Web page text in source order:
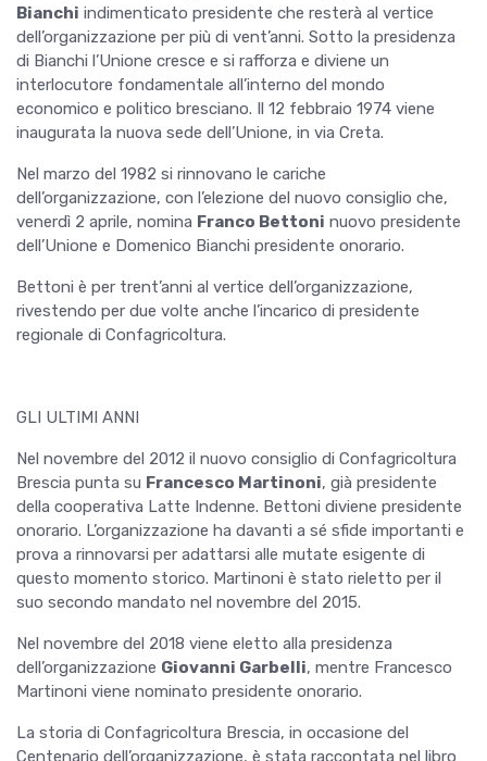
Bianchi indimenticato presidente che resterà al vertice
dell’organizzazione per più di vent’anni. Sotto la presidenza
di Bianchi l’Unione cresce e si rafforza e diviene un
interlocutore fondamentale all’interno del mondo
economico e politico bresciano. Il 12 febbraio 1974 viene
inaugurata la nuova sede dell’Unione, in via Creta.
Nel marzo del 1982 si rinnovano le cariche
dell’organizzazione, con l’elezione del nuovo consiglio che,
venerdì 2 aprile, nomina Franco Bettoni nuovo presidente
dell’Unione e Domenico Bianchi presidente onorario.
Bettoni è per trent’anni al vertice dell’organizzazione,
rivestendo per due volte anche l’incarico di presidente
regionale di Confagricoltura.
GLI ULTIMI ANNI
Nel novembre del 2012 il nuovo consiglio di Confagricoltura
Brescia punta su Francesco Martinoni, già presidente
della cooperativa Latte Indenne. Bettoni diviene presidente
onorario. L’organizzazione ha davanti a sé sfide importanti e
prova a rinnovarsi per adattarsi alle mutate esigente di
questo momento storico. Martinoni è stato rieletto per il
suo secondo mandato nel novembre del 2015.
Nel novembre del 2018 viene eletto alla presidenza
dell’organizzazione Giovanni Garbelli, mentre Francesco
Martinoni viene nominato presidente onorario.
La storia di Confagricoltura Brescia, in occasione del
Centenario dell’organizzazione, è stata raccontata nel libro